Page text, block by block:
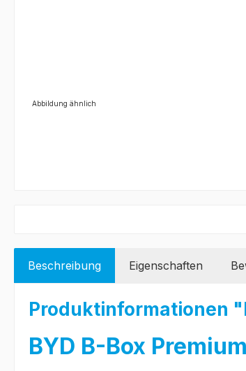
Abbildung ähnlich
Beschreibung Eigenschaften
Produktinformationen
BYD B-Box